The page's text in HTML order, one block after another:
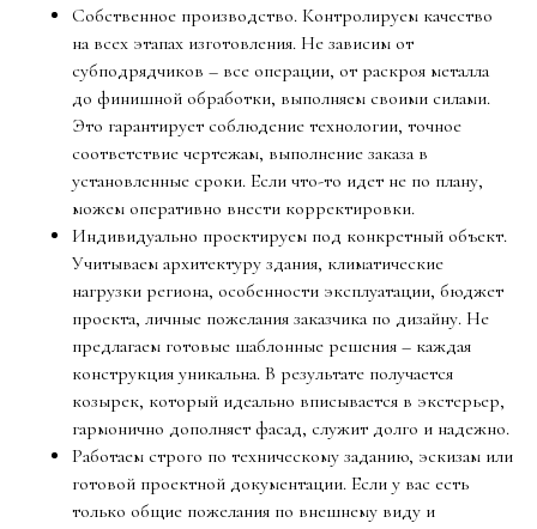
Собственное производство. Контролируем качество
на всех этапах изготовления. Не зависим от
субподрядчиков – все операции, от раскроя металла
до финишной обработки, выполняем своими силами.
Это гарантирует соблюдение технологии, точное
соответствие чертежам, выполнение заказа в
установленные сроки. Если что-то идет не по плану,
можем оперативно внести корректировки.
Индивидуально проектируем под конкретный объект.
Учитываем архитектуру здания, климатические
нагрузки региона, особенности эксплуатации, бюджет
проекта, личные пожелания заказчика по дизайну. Не
предлагаем готовые шаблонные решения – каждая
конструкция уникальна. В результате получается
козырек, который идеально вписывается в экстерьер,
гармонично дополняет фасад, служит долго и надежно.
Работаем строго по техническому заданию, эскизам или
готовой проектной документации. Если у вас есть
только общие пожелания по внешнему виду и